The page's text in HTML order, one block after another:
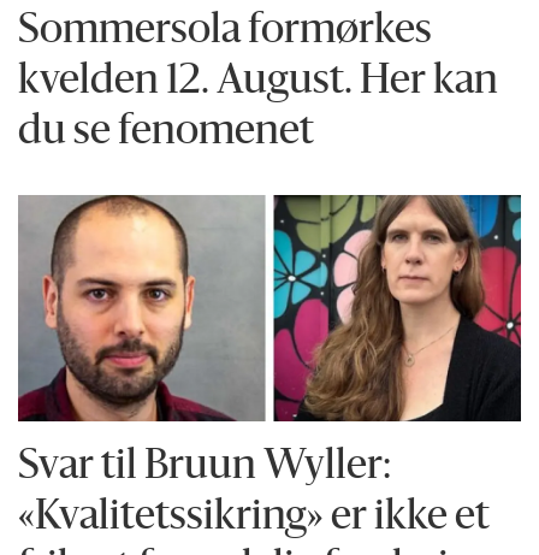
Sommersola formørkes
kvelden 12. August. Her kan
du se fenomenet
Svar til Bruun Wyller:
«Kvalitetssikring» er ikke et